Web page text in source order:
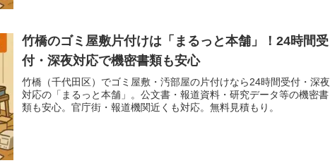
竹橋のゴミ屋敷片付けは「まるっと本舗」！24時間受
付・深夜対応で機密書類も安心
竹橋（千代田区）でゴミ屋敷・汚部屋の片付けなら24時間受付・深夜
対応の「まるっと本舗」。公文書・報道資料・研究データ等の機密書
類も安心。官庁街・報道機関近くも対応。無料見積もり。